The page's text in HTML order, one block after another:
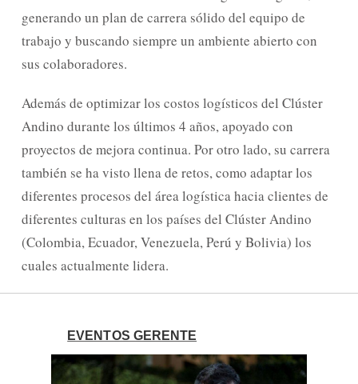
generando un plan de carrera sólido del equipo de
trabajo y buscando siempre un ambiente abierto con
sus colaboradores.
Además de optimizar los costos logísticos del Clúster
Andino durante los últimos 4 años, apoyado con
proyectos de mejora continua. Por otro lado, su carrera
también se ha visto llena de retos, como adaptar los
diferentes procesos del área logística hacia clientes de
diferentes culturas en los países del Clúster Andino
(Colombia, Ecuador, Venezuela, Perú y Bolivia) los
cuales actualmente lidera.
EVENTOS GERENTE